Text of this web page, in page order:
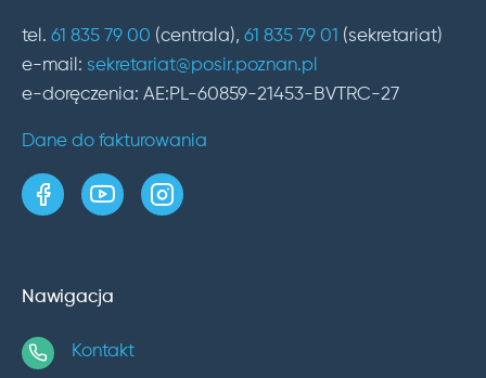
tel. 61 835 79 00 (centrala), 61 835 79 01 (sekretariat)
e-mail: sekretariat@posir.poznan.pl
e-doręczenia: AE:PL-60859-21453-BVTRC-27
Dane do fakturowania
strona w serwisie Facebook
kanał w serwisie YouTube
profil w serwisie Instagram
Nawigacja
Kontakt